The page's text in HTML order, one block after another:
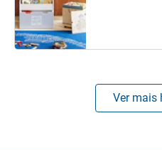
Ver mais